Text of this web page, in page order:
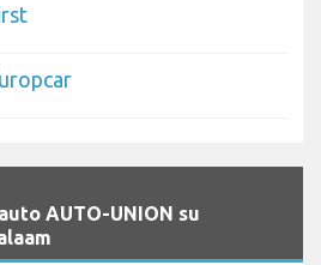
AUTO-UNION su